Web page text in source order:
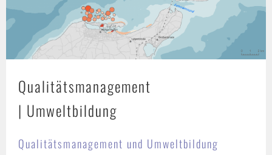
Qualitätsmanagement
| Umweltbildung
Qualitätsmanagement und Umweltbildung